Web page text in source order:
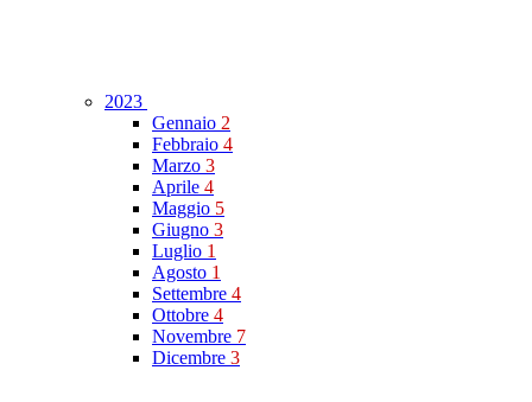
2023
Gennaio 2
Febbraio 4
Marzo 3
Aprile 4
Maggio 5
Giugno 3
Luglio 1
Agosto 1
Settembre 4
Ottobre 4
Novembre 7
Dicembre 3